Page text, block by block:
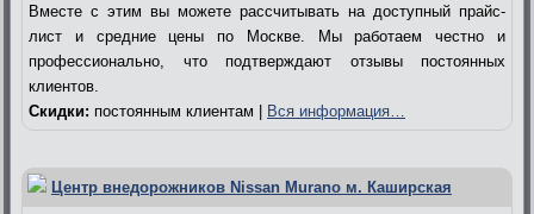
Вместе с этим вы можете рассчитывать на доступный прайс-
лист и средние цены по Москве. Мы работаем честно и
профессионально, что подтверждают отзывы постоянных
клиентов.
Скидки: постоянным клиентам | Вся информация…
Центр внедорожников Nissan Murano м. Каширская